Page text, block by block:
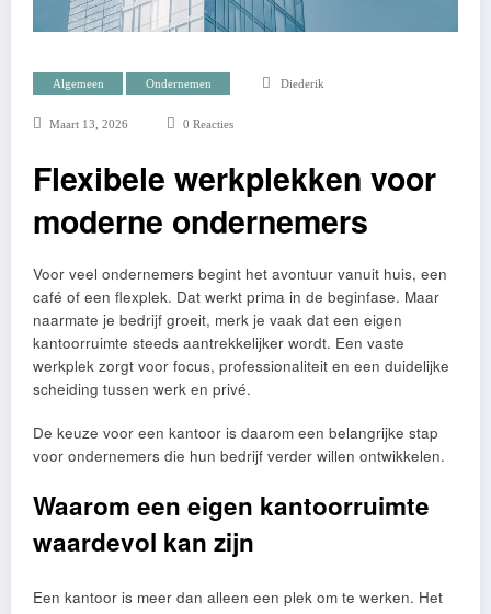
Algemeen Ondernemen Diederik
Maart 13, 2026 0 Reacties
Flexibele werkplekken voor
moderne ondernemers
Voor veel ondernemers begint het avontuur vanuit huis, een
café of een flexplek. Dat werkt prima in de beginfase. Maar
naarmate je bedrijf groeit, merk je vaak dat een eigen
kantoorruimte steeds aantrekkelijker wordt. Een vaste
werkplek zorgt voor focus, professionaliteit en een duidelijke
scheiding tussen werk en privé.
De keuze voor een kantoor is daarom een belangrijke stap
voor ondernemers die hun bedrijf verder willen ontwikkelen.
Waarom een eigen kantoorruimte
waardevol kan zijn
Een kantoor is meer dan alleen een plek om te werken. Het